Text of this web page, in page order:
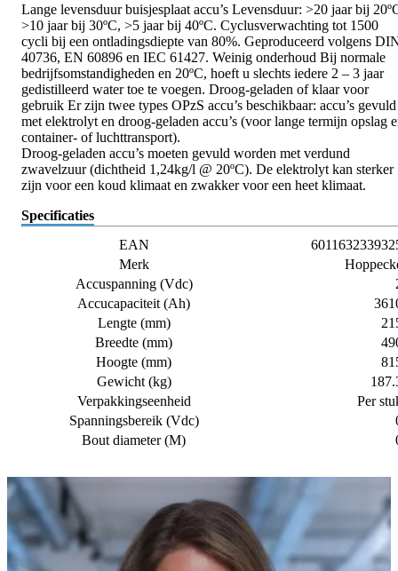
Lange levensduur buisjesplaat accu’s Levensduur: >20 jaar bij
>10 jaar bij 30ºC, >5 jaar bij 40ºC. Cyclusverwachting tot 1500
cycli bij een ontladingsdiepte van 80%. Geproduceerd volgens
40736, EN 60896 en IEC 61427. Weinig onderhoud Bij normale
bedrijfsomstandigheden en 20ºC, hoeft u slechts iedere 2 – 3 jaar
gedistilleerd water toe te voegen. Droog-geladen of klaar voor
gebruik Er zijn twee types OPzS accu’s beschikbaar: accu’s gevuld
met elektrolyt en droog-geladen accu’s (voor lange termijn opslag
container- of luchttransport).
Droog-geladen accu’s moeten gevuld worden met verdund
zwavelzuur (dichtheid 1,24kg/l @ 20ºC). De elektrolyt kan sterker
zijn voor een koud klimaat en zwakker voor een heet klimaat.
Specificaties
EAN
Merk
Accuspanning (Vdc)
Accucapaciteit (Ah)
Lengte (mm)
Breedte (mm)
Hoogte (mm)
Gewicht (kg)
Verpakkingseenheid
Per
Spanningsbereik (Vdc)
Bout diameter (M)